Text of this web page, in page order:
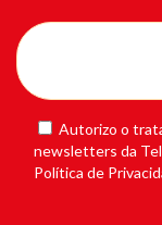
Autorizo o
newsletters da
Política de